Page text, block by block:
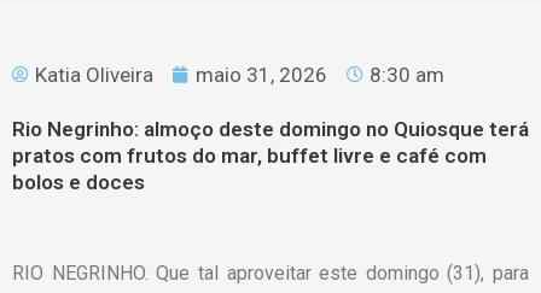
Katia Oliveira maio 31, 2026 8:30 am
Rio Negrinho: almoço deste domingo no Quiosque terá
pratos com frutos do mar, buffet livre e café com
bolos e doces
RIO NEGRINHO. Que tal aproveitar este domingo (31), para